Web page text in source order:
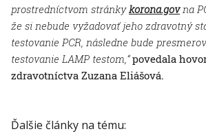
prostredníctvom stránkykorona.govna
že si nebude vyžadovať jeho zdravotný
testovanie PCR, následne bude
testovanie LAMP testom,“povedala
zdravotníctva Zuzana Eliášová.
Ďalšie články na tému: